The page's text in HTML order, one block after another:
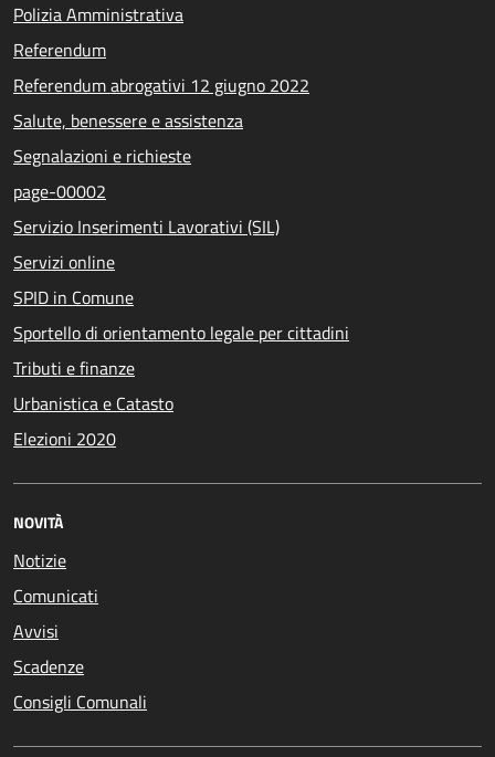
Polizia Amministrativa
Referendum
Referendum abrogativi 12 giugno 2022
Salute, benessere e assistenza
Segnalazioni e richieste
page-00002
Servizio Inserimenti Lavorativi (SIL)
Servizi online
SPID in Comune
Sportello di orientamento legale per cittadini
Tributi e finanze
Urbanistica e Catasto
Elezioni 2020
NOVITÀ
Notizie
Comunicati
Avvisi
Scadenze
Consigli Comunali